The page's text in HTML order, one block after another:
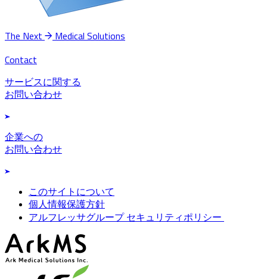
The Next
Medical Solutions
Contact
サービスに関する
お問い合わせ
企業への
お問い合わせ
このサイトについて
個人情報保護方針
アルフレッサグループ セキュリティポリシー